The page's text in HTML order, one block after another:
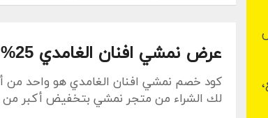
عرض نمشي افنان الغامدي 25%
كود خصم نمشي افنان الغامدي هو واحد
لك الشراء من متجر نمشي بتخفيض أكبر من